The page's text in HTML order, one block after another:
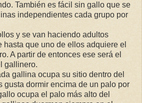
También es fácil sin gallo que se
independientes cada grupo por
y se van haciendo adultos
hasta que uno de ellos adquiere el
A partir de entonces ese será el
gallinero.
gallina ocupa su sitio dentro del
gusta dormir encima de un palo por
ocupa el palo más alto del